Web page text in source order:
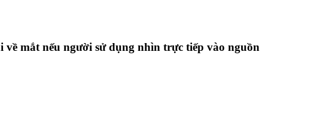
mắt nếu người sử dụng nhìn trực tiếp vào nguồn